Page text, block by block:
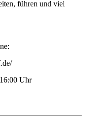
führen und viel
Uhr